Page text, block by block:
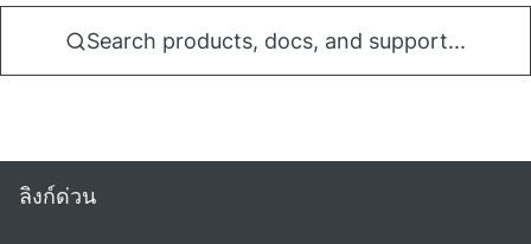
Search products, docs, and support...
ลิงก์ด่วน